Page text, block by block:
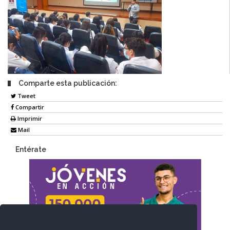
Comparte esta publicación:
Tweet
Compartir
Imprimir
Mail
Entérate